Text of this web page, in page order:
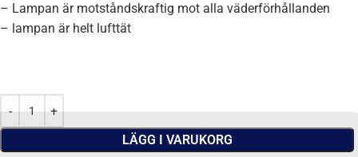
– Lampan är motståndskraftig mot alla väderförhållanden
– lampan är helt lufttät
LÄGG I VARUKORG